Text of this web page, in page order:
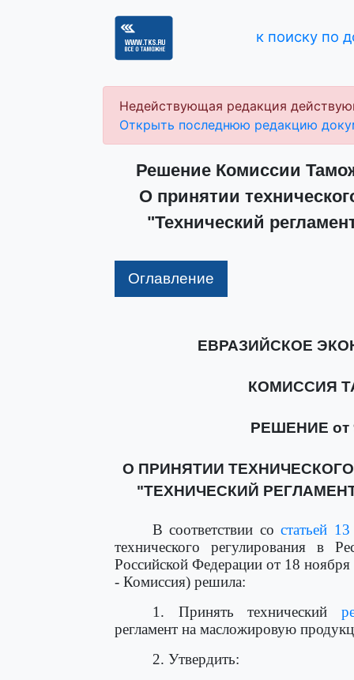
к поиску по
Недействующая редакция
Открыть последнюю редакцию
Решение Комиссии
О принятии
"Технический
Оглавление
ЕВРАЗИЙСКОЕ
КОМИССИЯ
РЕШЕНИЕ от
О ПРИНЯТИИ
"ТЕХНИЧЕСКИЙ
В соответствии состатьей 13
технического регулирования в
Российской Федерации от 18
- Комиссия) решила:
1. Принять технический
регламент на масложировую
2. Утвердить: